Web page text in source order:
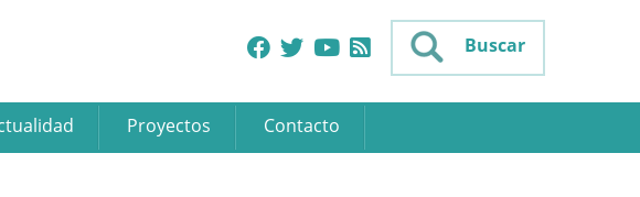
Buscar
Proyectos Contacto